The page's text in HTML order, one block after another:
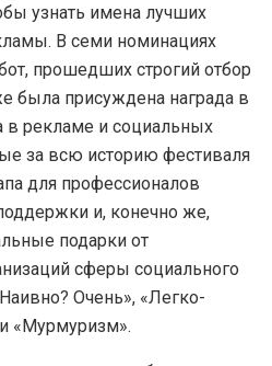
узнать имена лучших
В семи номинациях
прошедших строгий отбор
была присуждена награда в
в рекламе и социальных
за всю историю фестиваля
для профессионалов
и, конечно же,
подарки от
сферы социального
Очень», «Легко-
и «Мурмуризм».